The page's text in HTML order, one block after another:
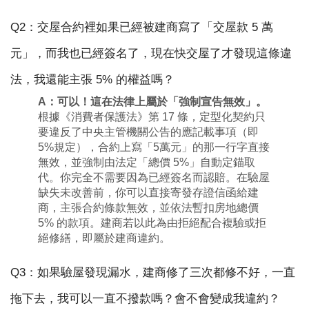
Q2：交屋合約裡如果已經被建商寫了「交屋款 5 萬
元」，而我也已經簽名了，現在快交屋了才發現這條違
法，我還能主張 5% 的權益嗎？
A： 可以！這在法律上屬於「強制宣告無效」。
根據《消費者保護法》第 17 條，定型化契約只
要違反了中央主管機關公告的應記載事項（即
5%規定），合約上寫「5萬元」的那一行字直接
無效，並強制由法定「總價 5%」自動定錨取
代。你完全不需要因為已經簽名而認賠。在驗屋
缺失未改善前，你可以直接寄發存證信函給建
商，主張合約條款無效，並依法暫扣房地總價
5% 的款項。建商若以此為由拒絕配合複驗或拒
絕修繕，即屬於建商違約。
Q3：如果驗屋發現漏水，建商修了三次都修不好，一直
拖下去，我可以一直不撥款嗎？會不會變成我違約？